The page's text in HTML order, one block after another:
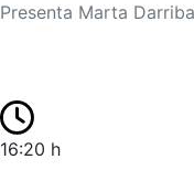
Presenta Marta
16:20 h